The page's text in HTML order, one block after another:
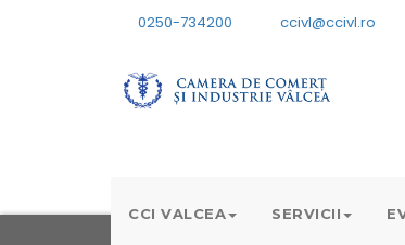
0250-734200 ccivl@ccivl.ro
CCI VALCEA SERVICII